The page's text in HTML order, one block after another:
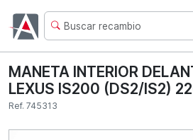
MANETA INTERIOR
LEXUS IS200 (DS2/IS2)
Ref. 745313